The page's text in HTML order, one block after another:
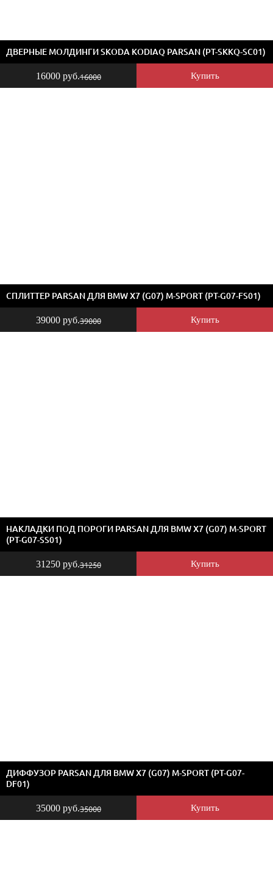
16000 руб.16000 Купить
ДВЕРНЫЕ МОЛДИНГИ SKODA KODIAQ PARSAN (PT-SKKQ-SC01)
39000 руб.39000 Купить
СПЛИТТЕР PARSAN ДЛЯ BMW X7 (G07) M-SPORT (PT-G07-FS01)
31250 руб.31250 Купить
НАКЛАДКИ ПОД ПОРОГИ PARSAN ДЛЯ BMW X7 (G07) M-SPORT
(PT-G07-SS01)
35000 руб.35000 Купить
ДИФФУЗОР PARSAN ДЛЯ BMW X7 (G07) M-SPORT (PT-G07-
DF01)